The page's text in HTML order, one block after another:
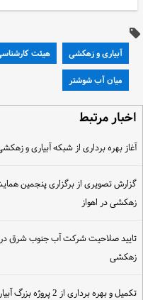
آبیاری و زهکشی هیئت کارشناسی
میان آب شوشتر
اخبار مرتبط
آغاز بهره برداری از شبکه آبیاری و
گزارش تصویری از برگزاری پنجمین
زهکشی در اهواز
تایید صلاحیت شرکت آب جنوب شرق در
زهکشی
تکمیل و بهره برداری از 2 پروژه بزرگ آبیاری و زهکشی در جنوب خوزستان